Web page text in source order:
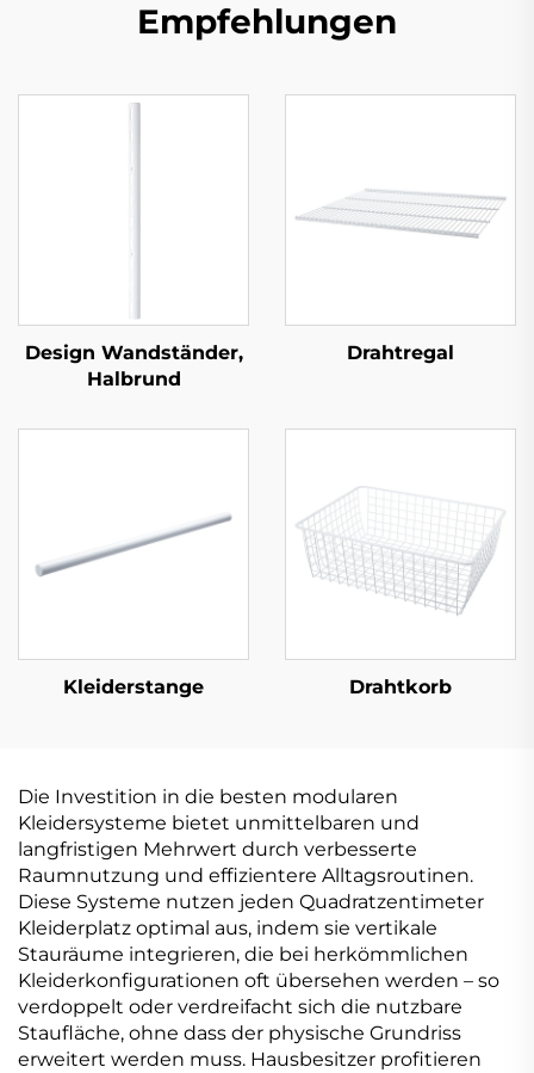
Empfehlungen
Design Wandständer,
Halbrund
Drahtregal
Kleiderstange Drahtkorb
Die Investition in die besten modularen
Kleidersysteme bietet unmittelbaren und
langfristigen Mehrwert durch verbesserte
Raumnutzung und effizientere Alltagsroutinen.
Diese Systeme nutzen jeden Quadratzentimeter
Kleiderplatz optimal aus, indem sie vertikale
Stauräume integrieren, die bei herkömmlichen
Kleiderkonfigurationen oft übersehen werden – so
verdoppelt oder verdreifacht sich die nutzbare
Staufläche, ohne dass der physische Grundriss
erweitert werden muss. Hausbesitzer profitieren